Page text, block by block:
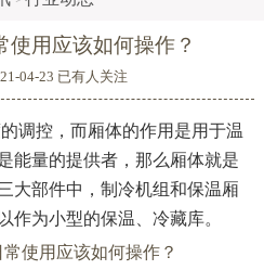
使用应该如何操作？
04-23 已有人关注
调控，而厢体的作用是用于温
能量的提供者，那么厢体就是
大部件中，制冷机组和保温厢
作为小型的保温、冷藏库。